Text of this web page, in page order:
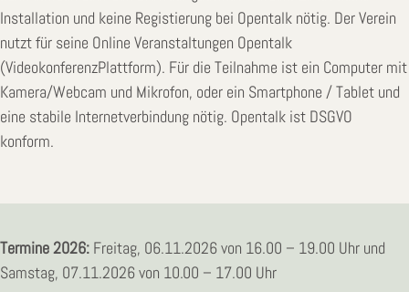
Installation und keine Registierung bei Opentalk nötig. Der Verein
nutzt für seine Online Veranstaltungen Opentalk
(VideokonferenzPlattform). Für die Teilnahme ist ein Computer mit
Kamera/Webcam und Mikrofon, oder ein Smartphone / Tablet und
eine stabile Internetverbindung nötig. Opentalk ist DSGVO
konform.
Termine 2026: Freitag, 06.11.2026 von 16.00 – 19.00 Uhr und
Samstag, 07.11.2026 von 10.00 – 17.00 Uhr